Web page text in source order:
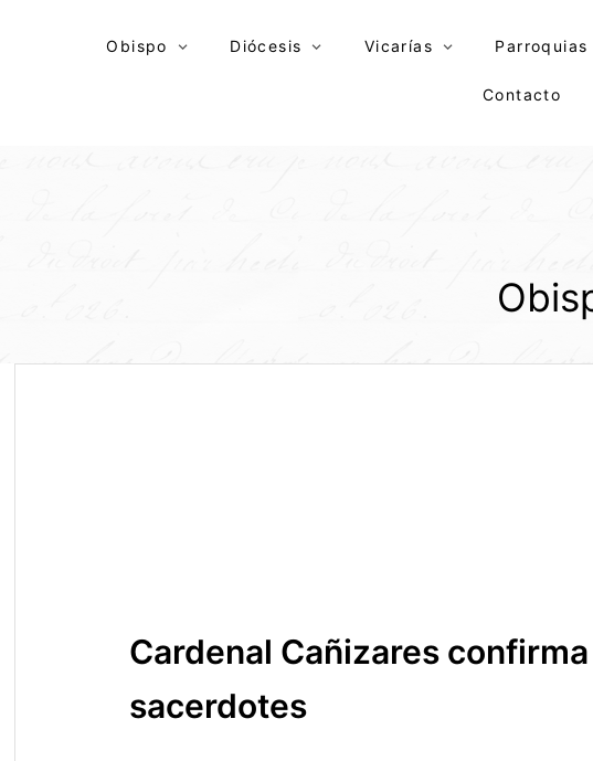
Obispo Diócesis Vicarías Parroquias
Contacto
Cardenal Cañizares
sacerdotes